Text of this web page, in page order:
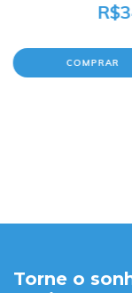
COMPRAR
Torne o